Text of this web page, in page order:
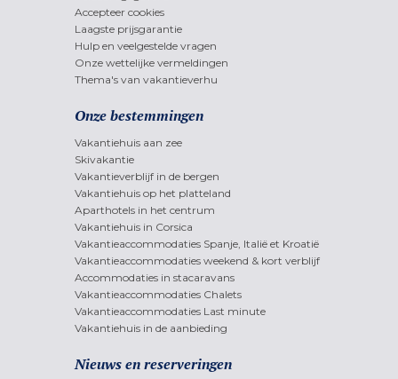
Accepteer cookies
Laagste prijsgarantie
Hulp en veelgestelde vragen
Onze wettelijke vermeldingen
Thema's van vakantieverhu
Onze bestemmingen
Vakantiehuis aan zee
Skivakantie
Vakantieverblijf in de bergen
Vakantiehuis op het platteland
Aparthotels in het centrum
Vakantiehuis in Corsica
Vakantieaccommodaties Spanje, Italië et Kroatië
Vakantieaccommodaties weekend & kort verblijf
Accommodaties in stacaravans
Vakantieaccommodaties Chalets
Vakantieaccommodaties Last minute
Vakantiehuis in de aanbieding
Nieuws en reserveringen